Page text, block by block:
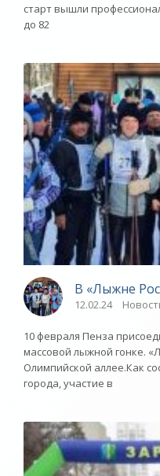
старт вышли
до 82
В «Лыжне
12.02.24
10 февраля Пенза
массовой лыжной гонке.
Олимпийской аллее.Как
города, участие в